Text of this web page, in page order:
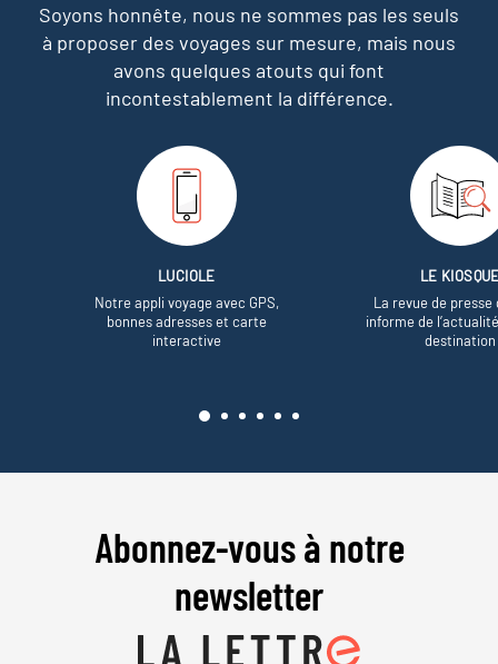
Soyons honnête, nous ne sommes pas les seuls
à proposer des voyages sur mesure, mais nous
avons quelques atouts qui font
incontestablement la différence.
LUCIOLE
Notre appli voyage avec GPS,
bonnes adresses et carte
interactive
LE
La revue de presse
informe de
destination
Abonnez-vous à notre
newsletter